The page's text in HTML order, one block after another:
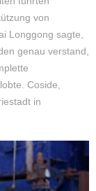
von
Longgong sagte,
genau verstand,
Coside,
in